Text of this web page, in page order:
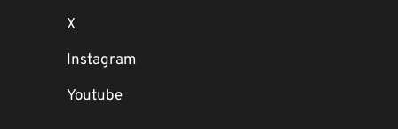
X
Instagram
Youtube